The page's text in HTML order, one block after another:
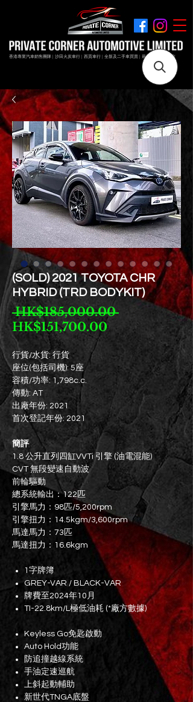
香港專業汽車銷售團隊 | 沙田火炭車行 | 西貢車行 | 全新及二手車買賣 | 最短時間極速成交
(SOLD) 2021 TOYOTA CHR
HYBRID (TRD BODYKIT)
HK$185,000.00 一
般
價
格
HK$151,700.00促
銷
價
格
行貨/水貨: 行貨
座位(包括司機): 5座
容積/功率: 1,798c.c.
傳動: AT
出廠年份: 2021
首次登記年份: 2021
簡評
1.8 公升直列四缸VVTi 引擎 (油電混能)
CVT 無段變速自動波
前輪驅動
總系統輸出：122匹
引擎馬力：98匹/5,200rpm
引擎扭力：14.5kgm/3,600rpm
馬達馬力：73匹
馬達扭力：16.6kgm
1字牌簿
GREY-VAR / BLACK-VAR
牌費至2024年10月
TI-22.8km/L極低油耗 (*廠方數據)
Keyless Go免匙啟動
Auto Hold功能
防追撞越線系統
手油定速巡航
上斜起動輔助
新世代TNGA底盤